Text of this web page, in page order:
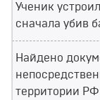
Ученик
сначала убив
Найдено
территории РФ